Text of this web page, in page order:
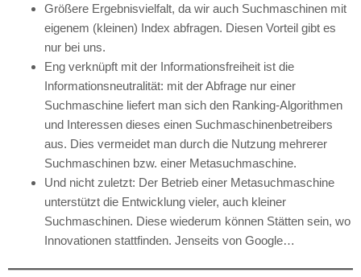
Größere Ergebnisvielfalt, da wir auch Suchmaschinen mit
eigenem (kleinen) Index abfragen. Diesen Vorteil gibt es
nur bei uns.
Eng verknüpft mit der Informationsfreiheit ist die
Informationsneutralität: mit der Abfrage nur einer
Suchmaschine liefert man sich den Ranking-Algorithmen
und Interessen dieses einen Suchmaschinenbetreibers
aus. Dies vermeidet man durch die Nutzung mehrerer
Suchmaschinen bzw. einer Metasuchmaschine.
Und nicht zuletzt: Der Betrieb einer Metasuchmaschine
unterstützt die Entwicklung vieler, auch kleiner
Suchmaschinen. Diese wiederum können Stätten sein, wo
Innovationen stattfinden. Jenseits von Google…